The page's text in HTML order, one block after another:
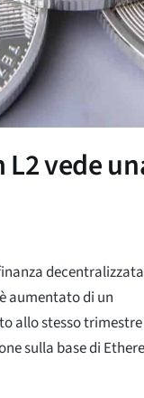
vede
decentralizzata
aumentato di un
allo stesso
sulla base di